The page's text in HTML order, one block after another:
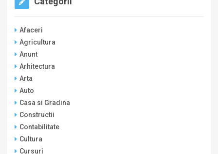
Afaceri
Agricultura
Anunt
Arhitectura
Arta
Auto
Casa si Gradina
Constructii
Contabilitate
Cultura
Cursuri